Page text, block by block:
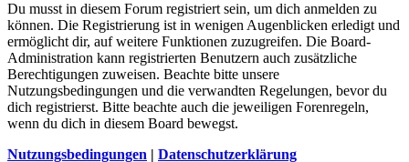
Du musst in diesem Forum registriert sein, um dich anmelden zu
können. Die Registrierung ist in wenigen Augenblicken erledigt und
ermöglicht dir, auf weitere Funktionen zuzugreifen. Die Board-
Administration kann registrierten Benutzern auch zusätzliche
Berechtigungen zuweisen. Beachte bitte unsere
Nutzungsbedingungen und die verwandten Regelungen, bevor du
dich registrierst. Bitte beachte auch die jeweiligen Forenregeln,
wenn du dich in diesem Board bewegst.
Nutzungsbedingungen | Datenschutzerklärung